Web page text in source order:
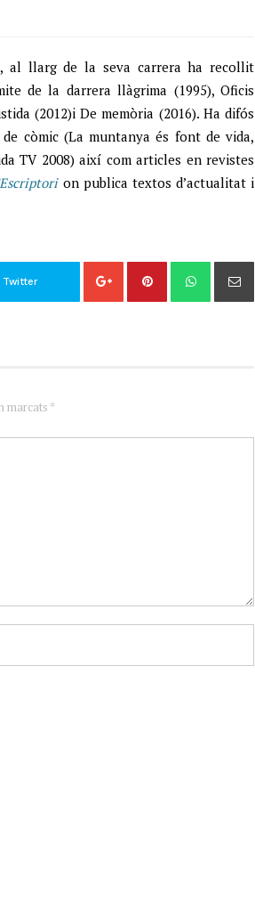
al llarg de la seva carrera ha recollit
de la darrera llàgrima (1995), Oficis
(2012)i De memòria (2016). Ha difós
de còmic (La muntanya és font de vida,
TV 2008) així com articles en revistes
on publica textos d’actualitat i
Twitter
marcats *